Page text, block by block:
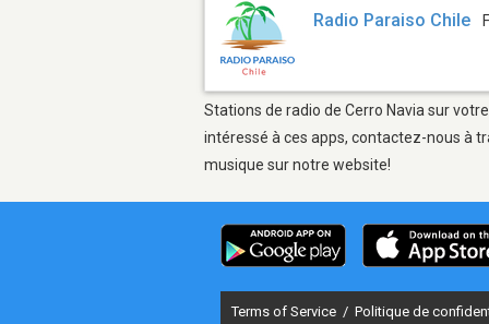
Radio Paraiso Chile
Stations de radio de Cerro Navia sur
intéressé à ces apps, contactez-nous à
musique sur notre website!
Terms of Service / Politique de